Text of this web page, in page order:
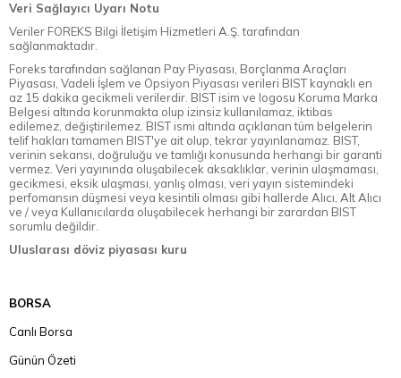
Veri Sağlayıcı Uyarı Notu
Veriler FOREKS Bilgi İletişim Hizmetleri A.Ş. tarafından
sağlanmaktadır.
Foreks tarafından sağlanan Pay Piyasası, Borçlanma Araçları
Piyasası, Vadeli İşlem ve Opsiyon Piyasası verileri BIST kaynaklı en
az 15 dakika gecikmeli verilerdir. BIST isim ve logosu Koruma Marka
Belgesi altında korunmakta olup izinsiz kullanılamaz, iktibas
edilemez, değiştirilemez. BIST ismi altında açıklanan tüm belgelerin
telif hakları tamamen BIST'ye ait olup, tekrar yayınlanamaz. BIST,
verinin sekansı, doğruluğu ve tamlığı konusunda herhangi bir garanti
vermez. Veri yayınında oluşabilecek aksaklıklar, verinin ulaşmaması,
gecikmesi, eksik ulaşması, yanlış olması, veri yayın sistemindeki
perfomansın düşmesi veya kesintili olması gibi hallerde Alıcı, Alt Alıcı
ve / veya Kullanıcılarda oluşabilecek herhangi bir zarardan BIST
sorumlu değildir.
Uluslarası döviz piyasası kuru
BORSA
Canlı Borsa
Günün Özeti